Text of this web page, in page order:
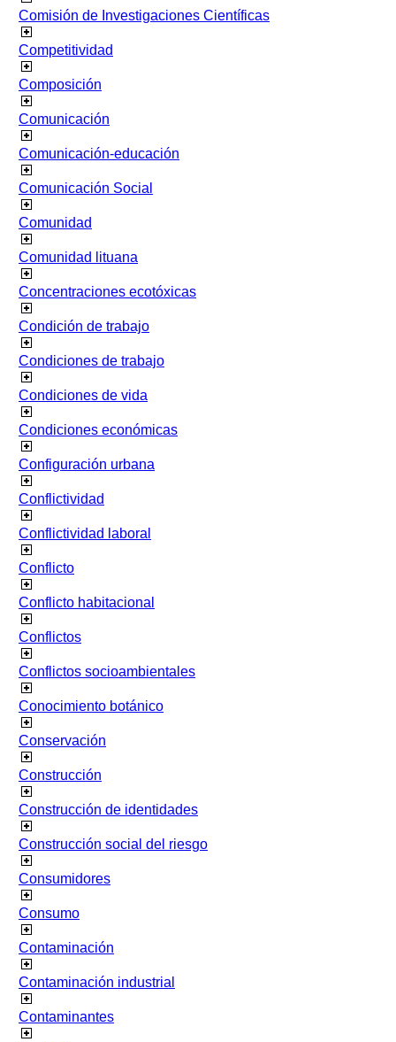
Comisión de Investigaciones Científicas
Competitividad
Composición
Comunicación
Comunicación-educación
Comunicación Social
Comunidad
Comunidad lituana
Concentraciones ecotóxicas
Condición de trabajo
Condiciones de trabajo
Condiciones de vida
Condiciones económicas
Configuración urbana
Conflictividad
Conflictividad laboral
Conflicto
Conflicto habitacional
Conflictos
Conflictos socioambientales
Conocimiento botánico
Conservación
Construcción
Construcción de identidades
Construcción social del riesgo
Consumidores
Consumo
Contaminación
Contaminación industrial
Contaminantes